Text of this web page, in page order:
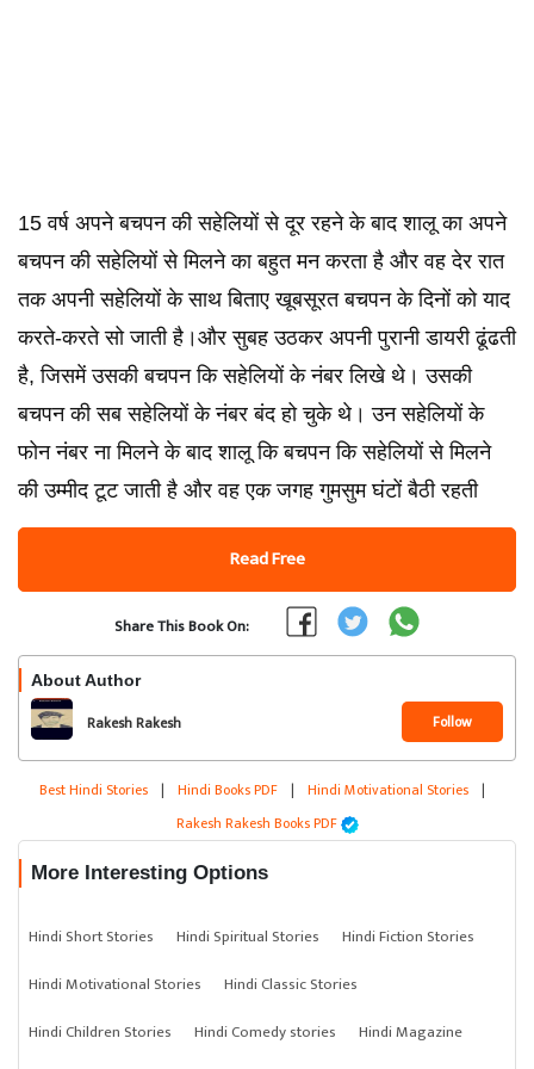
15 वर्ष अपने बचपन की सहेलियों से दूर रहने के बाद शालू का अपने
बचपन की सहेलियों से मिलने का बहुत मन करता है और वह देर रात
तक अपनी सहेलियों के साथ बिताए खूबसूरत बचपन के दिनों को याद
करते-करते सो जाती है।और सुबह उठकर अपनी पुरानी डायरी ढूंढती
है, जिसमें उसकी बचपन कि सहेलियों के नंबर लिखे थे। उसकी
बचपन की सब सहेलियों के नंबर बंद हो चुके थे। उन सहेलियों के
फोन नंबर ना मिलने के बाद शालू कि बचपन कि सहेलियों से मिलने
की उम्मीद टूट जाती है और वह एक जगह गुमसुम घंटों बैठी रहती
Read Free
Share This Book On:
About Author
Rakesh Rakesh Follow
Best Hindi Stories | Hindi Books PDF | Hindi Motivational Stories |
Rakesh Rakesh Books PDF
More Interesting Options
Hindi Short Stories Hindi Spiritual Stories
Hindi Fiction Stories
Hindi Motivational Stories
Hindi Classic Stories
Hindi Children Stories
Hindi Comedy stories
Hindi Magazine